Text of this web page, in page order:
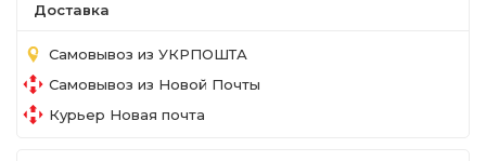
Доставка
Самовывоз из УКРПОШТА
Самовывоз из Новой Почты
Курьер Новая почта